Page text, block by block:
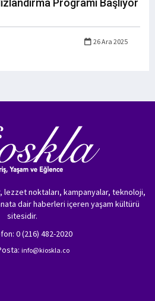
Programı Başlıyor
26 Ara 2025
noktaları, kampanyalar, teknoloji,
dair haberleri içeren yaşam kültürü
sitesidir.
0 (216) 482-2020
info@kioskla.co